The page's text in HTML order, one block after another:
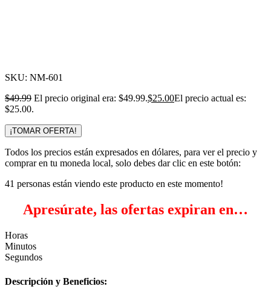
SKU: NM-601
$49.99 El precio original era: $49.99.$25.00El precio actual es:
$25.00.
¡TOMAR OFERTA!
Todos los precios están expresados en dólares, para ver el precio y
comprar en tu moneda local, solo debes dar clic en este botón:
41 personas están viendo este producto en este momento!
Apresúrate, las ofertas expiran en…
Horas
Minutos
Segundos
Descripción y Beneficios: